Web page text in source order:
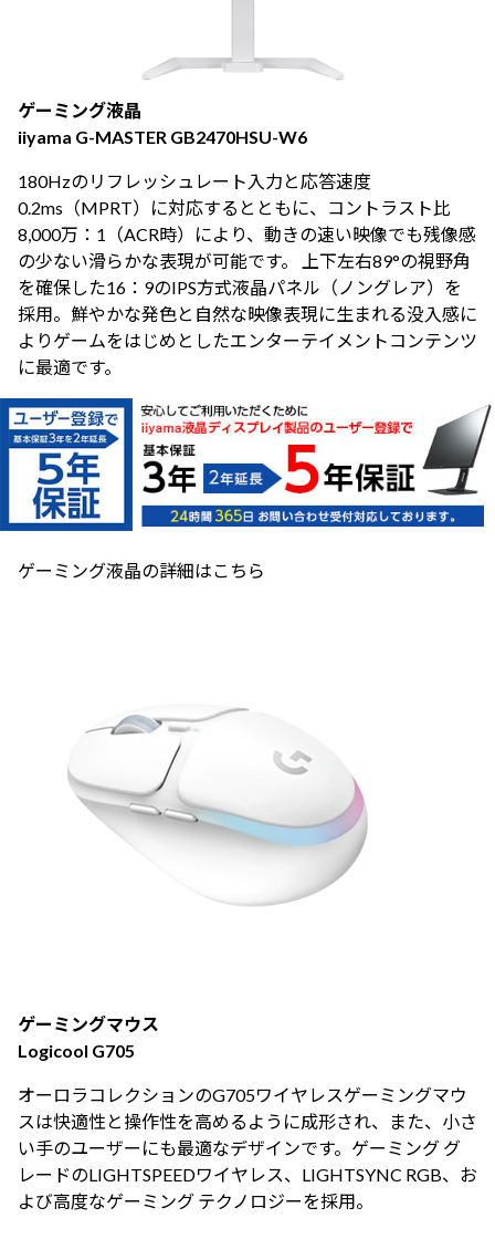
ゲーミング液晶
iiyama G-MASTER GB2470HSU-W6
180Hzのリフレッシュレート入力と応答速度
0.2ms（MPRT）に対応するとともに、コントラスト比
8,000万：1（ACR時）により、動きの速い映像でも残像感
の少ない滑らかな表現が可能です。 上下左右89°の視野角
を確保した16：9のIPS方式液晶パネル（ノングレア）を
採用。鮮やかな発色と自然な映像表現に生まれる没入感に
よりゲームをはじめとしたエンターテイメントコンテンツ
に最適です。
ゲーミング液晶の詳細はこちら
ゲーミングマウス
Logicool G705
オーロラコレクションのG705ワイヤレスゲーミングマウ
スは快適性と操作性を高めるように成形され、また、小さ
い手のユーザーにも最適なデザインです。ゲーミング グ
レードのLIGHTSPEEDワイヤレス、LIGHTSYNC RGB、お
よび高度なゲーミング テクノロジーを採用。